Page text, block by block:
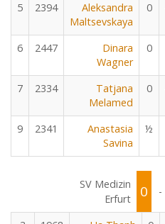
5 2394
Aleksandra
Maltsevskaya
0
6 2447
Dinara
Wagner
0
7 2334
Tatjana
Melamed
0
9 2341
Anastasia
Savina
½
SV Medizin
Erfurt
0 -